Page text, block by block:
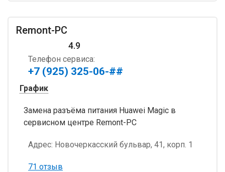
Remont-PC
4.9
Телефон сервиса:
+7 (925) 325-06-##
График
Замена разъёма питания Huawei Magic в
сервисном центре Remont-PC
Адрес: Новочеркасский бульвар, 41, корп. 1
71 отзыв